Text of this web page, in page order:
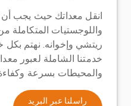
انقل معداتك حيث يجب
واللوجستيات المتكاملة
ريتشي وإخوانه. نهتم
خدمتنا الشاملة لعبور
والمحيطات بسرعة
راسلنا عبر البريد